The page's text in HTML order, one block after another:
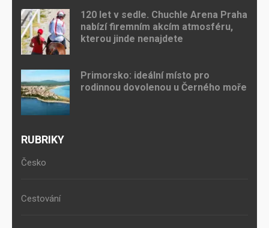
120 let v sedle. Chuchle Arena Praha
nabízí firemním akcím atmosféru,
kterou jinde nenajdete
Primorsko: ideální místo pro
rodinnou dovolenou u Černého moře
RUBRIKY
Česko
Cestování